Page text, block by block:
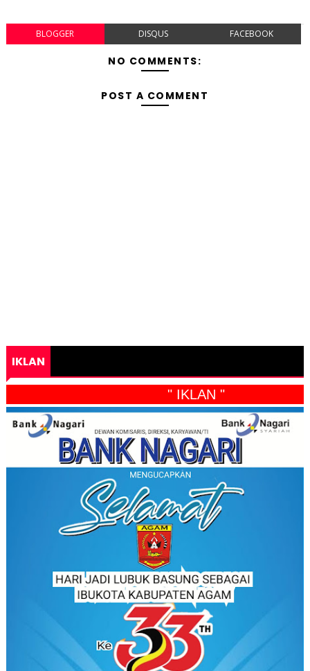
BLOGGER DISQUS FACEBOOK
NO COMMENTS:
POST A COMMENT
IKLAN
" IKLAN "